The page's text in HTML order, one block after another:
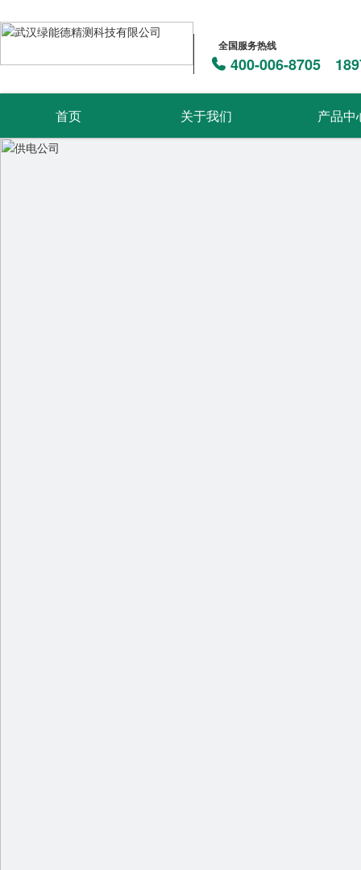
全国服务热线
400-006-8705
首页 关于我们 产品中